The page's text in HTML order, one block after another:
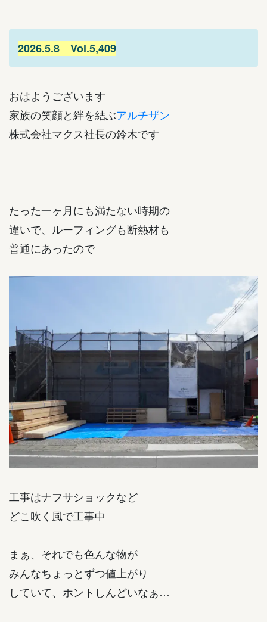
2026.5.8 Vol.5,409
おはようございます
家族の笑顔と絆を結ぶアルチザン
株式会社マクス社長の鈴木です
たった一ヶ月にも満たない時期の
違いで、ルーフィングも断熱材も
普通にあったので
工事はナフサショックなど
どこ吹く風で工事中
まぁ、それでも色んな物が
みんなちょっとずつ値上がり
していて、ホントしんどいなぁ…